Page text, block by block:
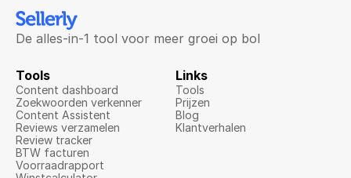
De alles-in-1 tool voor meer groei op bol
Tools
Content dashboard
Zoekwoorden verkenner
Content Assistent
Reviews verzamelen
Review tracker
BTW facturen
Voorraadrapport
Links
Tools
Prijzen
Blog
Klantverhalen